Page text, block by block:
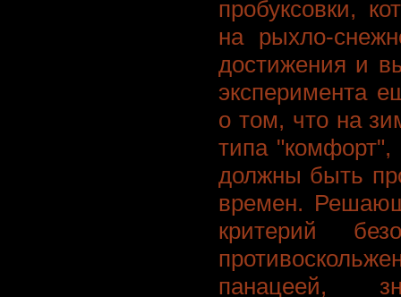
пробуксовки,
на рыхло-
достижения и
эксперимента
о том, что на
типа
должны быть
времен.
критерий
панацеей,